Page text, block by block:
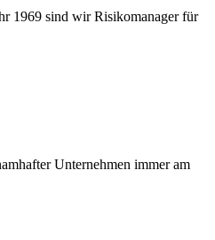
1969 sind wir Risikomanager für
Unternehmen immer am